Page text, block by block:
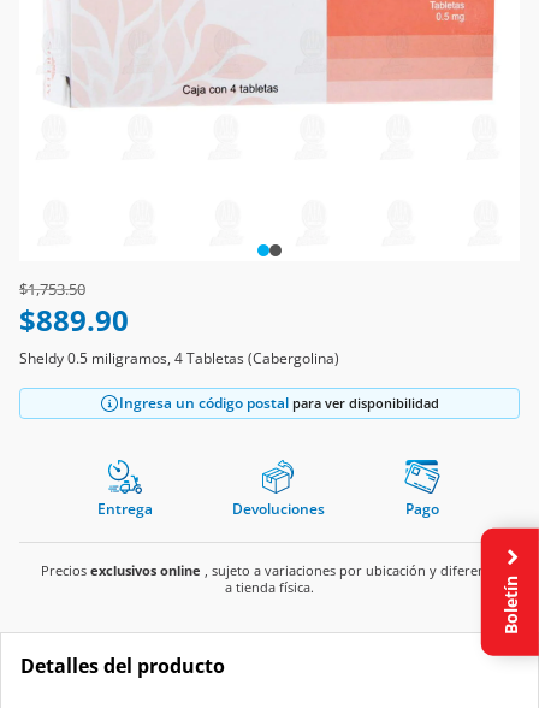
Price reduced from
$1,753.50to
$889.90
Sheldy 0.5 miligramos, 4 Tabletas (Cabergolina)
Ingresa un código postal para ver disponibilidad
Entrega Devoluciones Pago
Precios exclusivos online , sujeto a variaciones por ubicación y diferente
a tienda física.
Detalles del producto
Boletín